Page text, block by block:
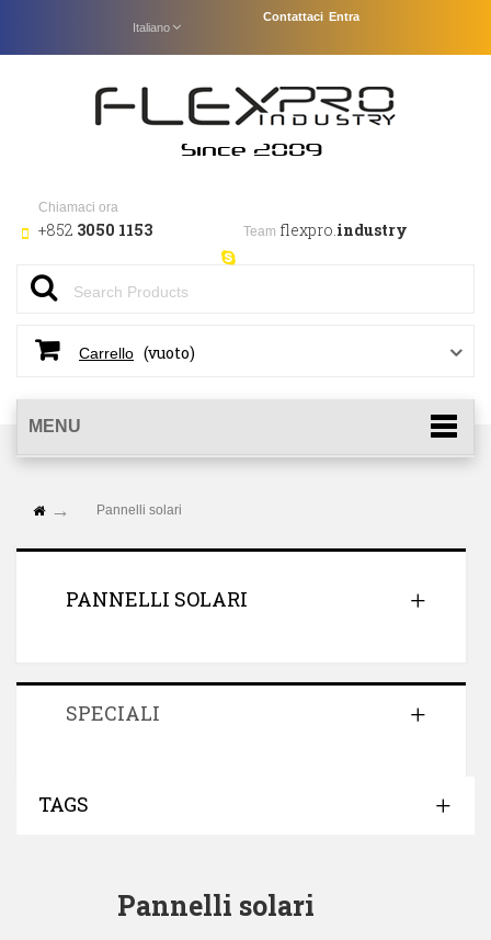
Entra
Italiano
Contattaci
Chiamaci ora
+852 3050 1153 Team flexpro.industry
Carrello (vuoto)
MENU
Pannelli solari
PANNELLI SOLARI
SPECIALI
TAGS
Pannelli solari